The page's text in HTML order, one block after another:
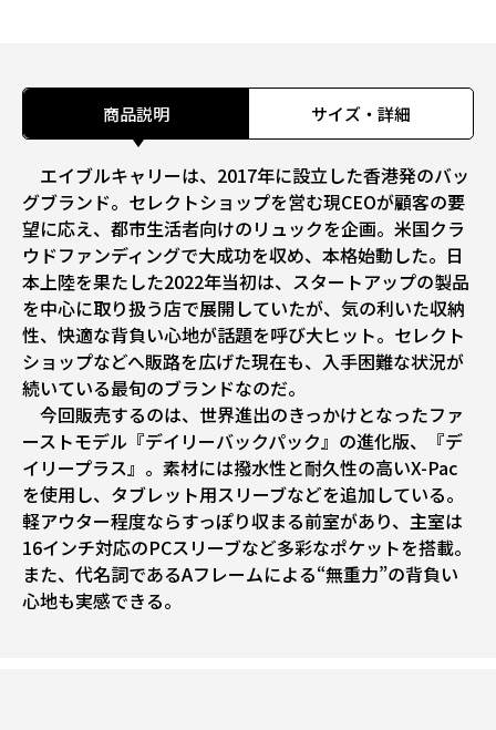
商品説明 サイズ・詳細
エイブルキャリーは、2017年に設立した香港発のバッ
グブランド。セレクトショップを営む現CEOが顧客の要
望に応え、都市生活者向けのリュックを企画。米国クラ
ウドファンディングで大成功を収め、本格始動した。日
本上陸を果たした2022年当初は、スタートアップの製品
を中心に取り扱う店で展開していたが、気の利いた収納
性、快適な背負い心地が話題を呼び大ヒット。セレクト
ショップなどへ販路を広げた現在も、入手困難な状況が
続いている最旬のブランドなのだ。
今回販売するのは、世界進出のきっかけとなったファ
ーストモデル『デイリーバックパック』の進化版、『デ
イリープラス』。素材には撥水性と耐久性の高いX-Pac
を使用し、タブレット用スリーブなどを追加している。
軽アウター程度ならすっぽり収まる前室があり、主室は
16インチ対応のPCスリーブなど多彩なポケットを搭載。
また、代名詞であるAフレームによる“無重力”の背負い
心地も実感できる。